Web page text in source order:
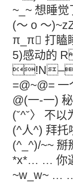
~_~ 想睡
(～ o ～
π_π 打
5)感动的
=@~@=
@(一-一)
(ˇ^ˇ〉 不
(^人^) 拜
(^_^)/~~
*x*… … 你
~w_w~ …